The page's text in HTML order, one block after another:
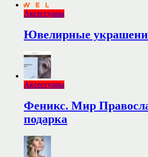
Аксессуары
Ювелирные
Аксессуары
Феникс. Мир
подарка